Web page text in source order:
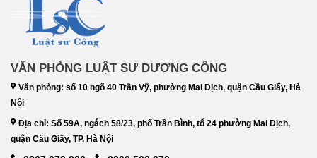
VĂN PHÒNG LUẬT SƯ DƯƠNG CÔNG
Văn phòng: số 10 ngõ 40 Trần Vỹ, phường Mai Dịch, quận Cầu Giấy, Hà
Nội
Địa chỉ: Số 59A, ngách 58/23, phố Trần Bình, tổ 24 phường Mai Dịch,
quận Cầu Giấy, TP. Hà Nội